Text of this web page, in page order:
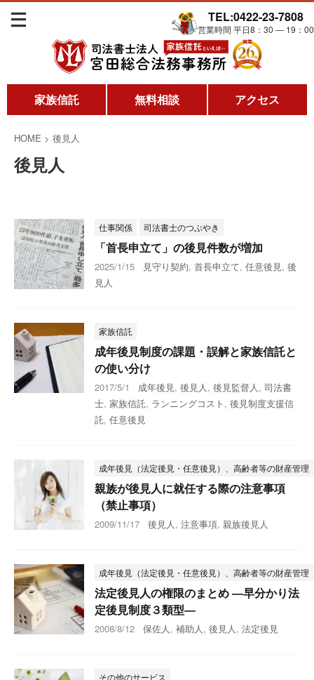
TEL:0422-23-7808
営業時間 平日8：30 ― 19：00
家族信託 無料相談 アクセス
HOME > 後見人
後見人
仕事関係 司法書士のつぶやき
「首長申立て」の後見件数が増加
2025/1/15 見守り契約, 首長申立て, 任意後見, 後
見人
家族信託
成年後見制度の課題・誤解と家族信託と
の使い分け
2017/5/1 成年後見, 後見人, 後見監督人, 司法書
士, 家族信託, ランニングコスト , 後見制度支援信
託, 任意後見
成年後見（法定後見・任意後見）、高齢者等の財産管理
親族が後見人に就任する際の注意事項
（禁止事項）
2009/11/17 後見人, 注意事項, 親族後見人
成年後見（法定後見・任意後見）、高齢者等の財産管理
法定後見人の権限のまとめ ―早分かり法
定後見制度３類型―
2008/8/12 保佐人, 補助人, 後見人, 法定後見
その他のサービス